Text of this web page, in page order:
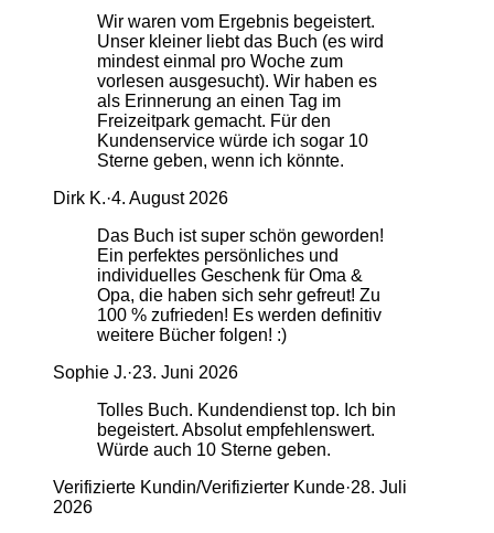
Wir waren vom Ergebnis begeistert.
Unser kleiner liebt das Buch (es wird
mindest einmal pro Woche zum
vorlesen ausgesucht). Wir haben es
als Erinnerung an einen Tag im
Freizeitpark gemacht. Für den
Kundenservice würde ich sogar 10
Sterne geben, wenn ich könnte.
Dirk K.·4. August 2026
Das Buch ist super schön geworden!
Ein perfektes persönliches und
individuelles Geschenk für Oma &
Opa, die haben sich sehr gefreut! Zu
100 % zufrieden! Es werden definitiv
weitere Bücher folgen! :)
Sophie J.·23. Juni 2026
Tolles Buch. Kundendienst top. Ich bin
begeistert. Absolut empfehlenswert.
Würde auch 10 Sterne geben.
Verifizierte Kundin/Verifizierter Kunde·28. Juli
2026